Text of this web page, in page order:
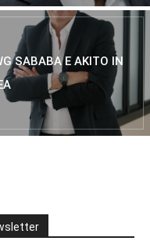
SABABA E AKITO IN